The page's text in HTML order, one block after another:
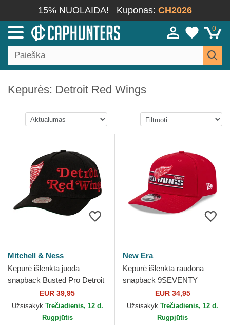
15% NUOLAIDA! Kuponas: CH2026
0
Kepurės: Detroit Red Wings
Mitchell & Ness
Kepurė išlenkta juoda
snapback Busted Pro Detroit
Red Wings NHL Mitchell &
Ness
EUR 39,95
Užsisakyk Trečiadienis, 12 d.
Rugpjūtis
New Era
Kepurė išlenkta raudona
snapback 9SEVENTY
Stretch Snap Stated Detroit
Red Wings NHL New Era
EUR 34,95
Užsisakyk Trečiadienis, 12 d.
Rugpjūtis